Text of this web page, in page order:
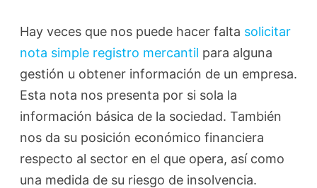
Hay veces que nos puede hacer falta solicitar
nota simple registro mercantil para alguna
gestión u obtener información de un empresa.
Esta nota nos presenta por si sola la
información básica de la sociedad. También
nos da su posición económico financiera
respecto al sector en el que opera, así como
una medida de su riesgo de insolvencia.